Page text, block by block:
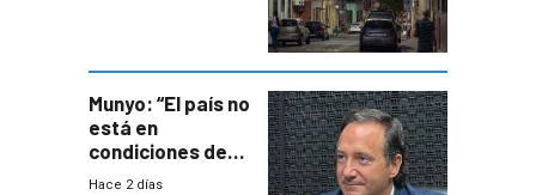
Munyo: “El país no
está en
condiciones de
enfrentar una
Hace 2 días